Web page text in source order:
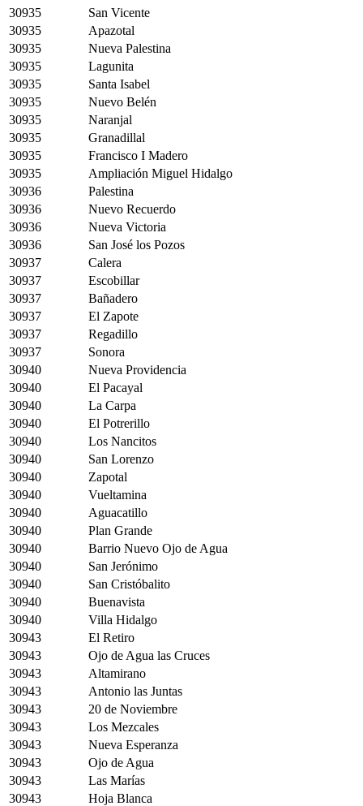
30935
San Vicente
30935
Apazotal
30935
Nueva Palestina
30935
Lagunita
30935
Santa Isabel
30935
Nuevo Belén
30935
Naranjal
30935
Granadillal
30935
Francisco I Madero
30935
Ampliación Miguel Hidalgo
30936
Palestina
30936
Nuevo Recuerdo
30936
Nueva Victoria
30936
San José los Pozos
30937
Calera
30937
Escobillar
30937
Bañadero
30937
El Zapote
30937
Regadillo
30937
Sonora
30940
Nueva Providencia
30940
El Pacayal
30940
La Carpa
30940
El Potrerillo
30940
Los Nancitos
30940
San Lorenzo
30940
Zapotal
30940
Vueltamina
30940
Aguacatillo
30940
Plan Grande
30940
Barrio Nuevo Ojo de Agua
30940
San Jerónimo
30940
San Cristóbalito
30940
Buenavista
30940
Villa Hidalgo
30943
El Retiro
30943
Ojo de Agua las Cruces
30943
Altamirano
30943
Antonio las Juntas
30943
20 de Noviembre
30943
Los Mezcales
30943
Nueva Esperanza
30943
Ojo de Agua
30943
Las Marías
30943
Hoja Blanca